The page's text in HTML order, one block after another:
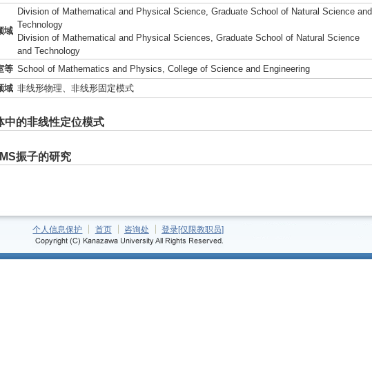
域
Division of Mathematical and Physical Science, Graduate School of Natural Science and
Technology
Division of Mathematical and Physical Sciences, Graduate School of Natural Science
and Technology
等 School of Mathematics and Physics, College of Science and Engineering
域 非线形物理、非线形固定模式
中的非线性定位模式
振子的研究
个人信息保护 首页 咨询处 登录[仅限教职员]